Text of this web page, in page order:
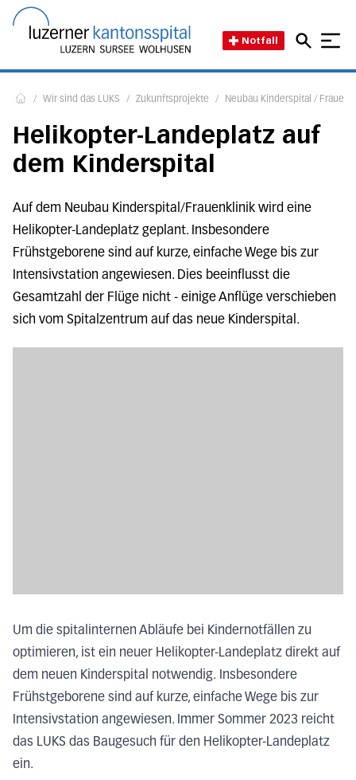
Notfall
/ Wir sind das LUKS / Zukunftsprojekte / Neubau Kinderspital /
Helikopter-Landeplatz auf
dem Kinderspital
Auf dem Neubau Kinderspital/Frauenklinik wird eine
Helikopter-Landeplatz geplant. Insbesondere
Frühstgeborene sind auf kurze, einfache Wege bis zur
Intensivstation angewiesen. Dies beeinflusst die
Gesamtzahl der Flüge nicht - einige Anflüge verschieben
sich vom Spitalzentrum auf das neue Kinderspital.
Um die spitalinternen Abläufe bei Kindernotfällen zu
optimieren, ist ein neuer Helikopter-Landeplatz direkt auf
dem neuen Kinderspital notwendig. Insbesondere
Frühstgeborene sind auf kurze, einfache Wege bis zur
Intensivstation angewiesen. Immer Sommer 2023 reicht
das LUKS das Baugesuch für den Helikopter-Landeplatz
ein.